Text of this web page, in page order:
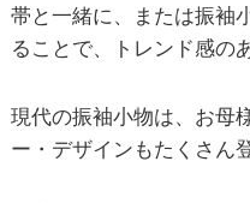
帯と一緒に、または振袖
ることで、トレンド感の
現代の振袖小物は、お母
ー・デザインもたくさん